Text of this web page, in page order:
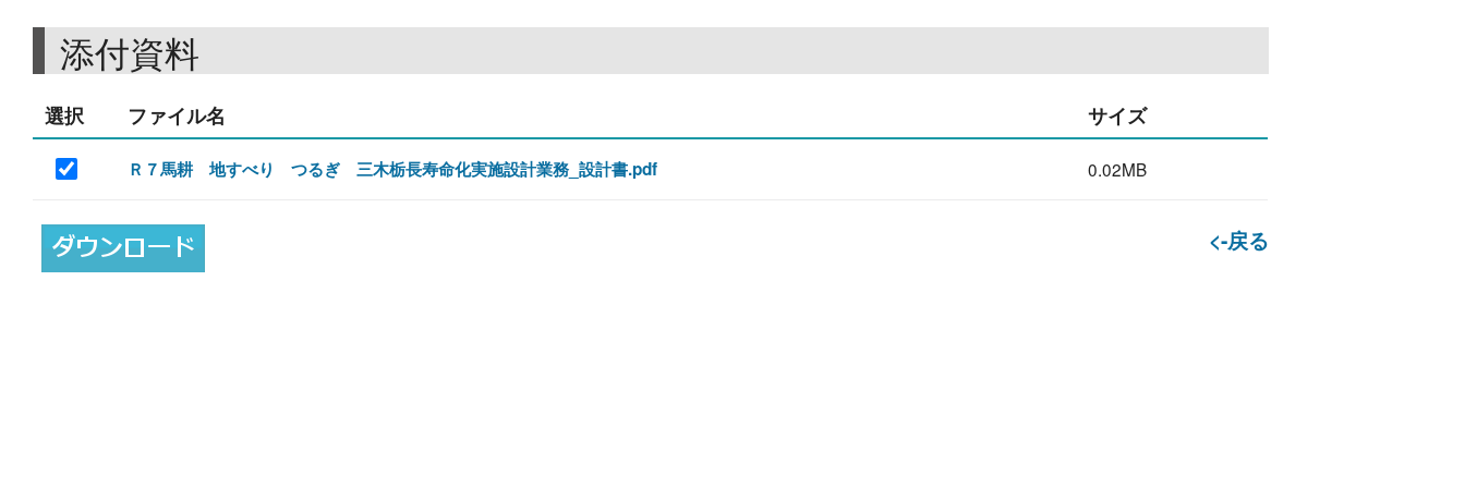
添付資料
選択 ファイル名 サイズ
Ｒ７馬耕 地すべり つるぎ 三木栃長寿命化実施設計業務_設計書.pdf 0.02MB
<-戻る